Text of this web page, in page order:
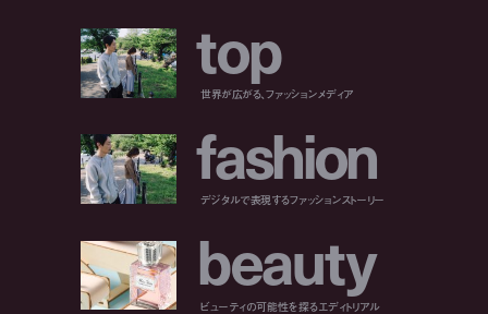
top
世界が広がる、ファッションメディア
fashion
デジタルで表現するファッションストーリー
beauty
ビューティの可能性を探るエディトリアル